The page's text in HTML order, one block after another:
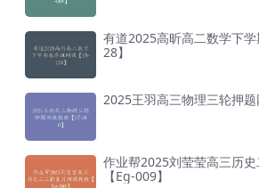
有道2025高昕高二数学下
28】
2025王羽高三物理三轮押题
作业帮2025刘莹莹高三历
【Eg-009】